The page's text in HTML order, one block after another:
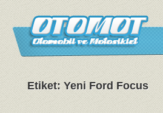
Etiket: Yeni Ford Focus